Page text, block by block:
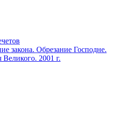
закона. Обрезание Господне.
Великого. 2001 г.